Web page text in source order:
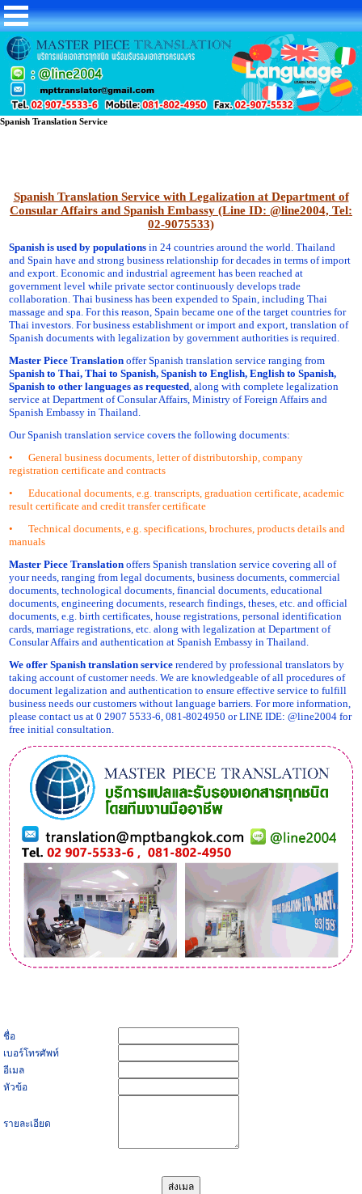
Spanish Translation Service
Spanish Translation Service with Legalization at Department of
Consular Affairs and Spanish Embassy (Line ID: @line2004, Tel:
02-9075533)
Spanish is used by populations in 24 countries around the world. Thailand
and Spain have and strong business relationship for decades in terms of import
and export. Economic and industrial agreement has been reached at
government level while private sector continuously develops trade
collaboration. Thai business has been expended to Spain, including Thai
massage and spa. For this reason, Spain became one of the target countries for
Thai investors. For business establishment or import and export, translation of
Spanish documents with legalization by government authorities is required.
Master Piece Translation offer Spanish translation service ranging from
Spanish to Thai, Thai to Spanish, Spanish to English, English to Spanish,
Spanish to other languages as requested , along with complete legalization
service at Department of Consular Affairs, Ministry of Foreign Affairs and
Spanish Embassy in Thailand.
Our Spanish translation service covers the following documents:
•
General business documents, letter of distributorship, company
registration certificate and contracts
•
Educational documents, e.g. transcripts, graduation certificate, academic
result certificate and credit transfer certificate
•
Technical documents, e.g. specifications, brochures, products details and
manuals
Master Piece Translation offers Spanish translation service covering all of
your needs, ranging from legal documents, business documents, commercial
documents, technological documents, financial documents, educational
documents, engineering documents, research findings, theses, etc. and official
documents, e.g. birth certificates, house registrations, personal identification
cards, marriage registrations, etc. along with legalization at Department of
Consular Affairs and authentication at Spanish Embassy in Thailand.
We offer Spanish translation service rendered by professional translators by
taking account of customer needs. We are knowledgeable of all procedures of
document legalization and authentication to ensure effective service to fulfill
business needs our customers without language barriers. For more information,
please contact us at 0 2907 5533-6, 081-8024950 or LINE IDE: @line2004 for
free initial consultation.
ชื่อ
เบอร์โทรศัพท์
อีเมล
หัวข้อ
รายละเอียด